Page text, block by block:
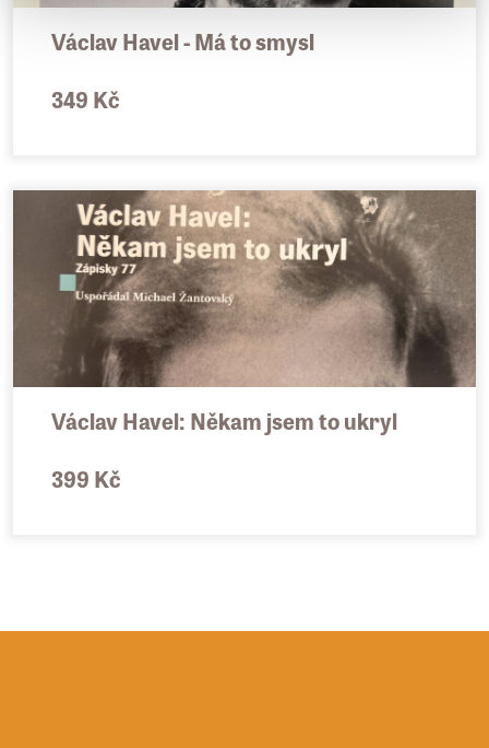
Václav Havel - Má to smysl
349 Kč
Václav Havel: Někam jsem to ukryl
399 Kč